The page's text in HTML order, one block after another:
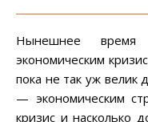
Нынешнее
экономическим
пока не так уж велик
— экономическим
кризис и насколько